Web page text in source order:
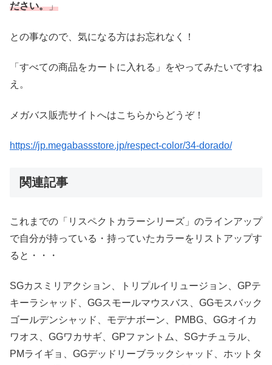
ださい。」
との事なので、気になる方はお忘れなく！
「すべての商品をカートに入れる」をやってみたいですね
え。
メガバス販売サイトへはこちらからどうぞ！
https://jp.megabassstore.jp/respect-color/34-dorado/
関連記事
これまでの「リスペクトカラーシリーズ」のラインアップ
で自分が持っている・持っていたカラーをリストアップす
ると・・・
SGカスミリアクション、トリプルイリュージョン、GPテ
キーラシャッド、GGスモールマウスバス、GGモスバック
ゴールデンシャッド、モデナボーン、PMBG、GGオイカ
ワオス、GGワカサギ、GPファントム、SGナチュラル、
PMライギョ、GGデッドリーブラックシャッド、ホットタ